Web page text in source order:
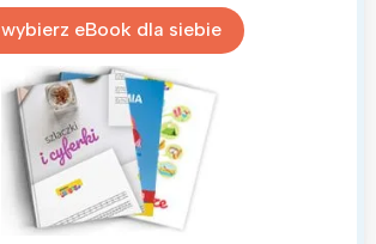
wybierz eBook dla siebie